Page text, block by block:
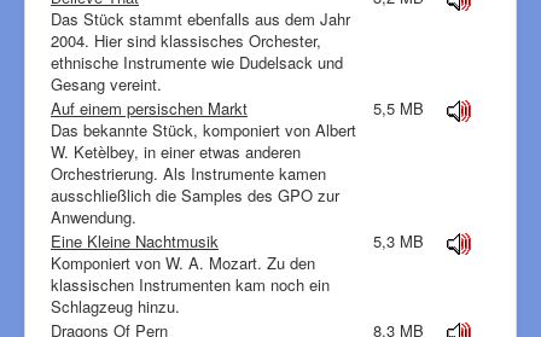
Das Stück stammt ebenfalls aus dem Jahr
2004. Hier sind klassisches Orchester,
ethnische Instrumente wie Dudelsack und
Gesang vereint.
Auf einem persischen Markt
Das bekannte Stück, komponiert von Albert
W. Ketèlbey, in einer etwas anderen
Orchestrierung. Als Instrumente kamen
ausschließlich die Samples des GPO zur
Anwendung.
5,5 MB
Eine Kleine Nachtmusik
Komponiert von W. A. Mozart. Zu den
klassischen Instrumenten kam noch ein
Schlagzeug hinzu.
5,3 MB
Dragons Of Pern
8,3 MB